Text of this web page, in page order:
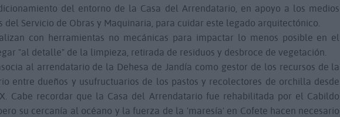
del entorno de la Casa del Arrendatario, en apoyo a los medios
del Servicio de Obras y Maquinaria, para cuidar este legado arquitectónico.
con herramientas no mecánicas para impactar lo menos posible en el
"al detalle" de la limpieza, retirada de residuos y desbroce de vegetación.
al arrendatario de la Dehesa de Jandía como gestor de los recursos de la
entre dueños y usufructuarios de los pastos y recolectores de orchilla desde
Cabe recordar que la Casa del Arrendatario fue rehabilitada por el Cabildo
su cercanía al océano y la fuerza de la 'maresía' en Cofete hacen necesario